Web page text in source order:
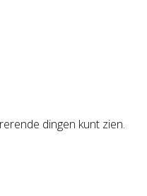
dingen kunt zien.